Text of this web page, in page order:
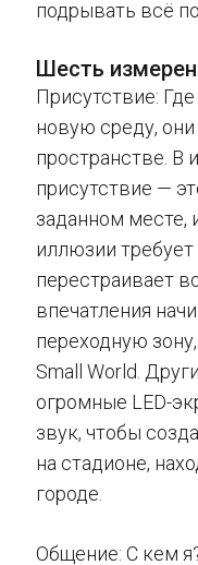
подрывать всё
Шесть
Присутствие:
новую среду,
пространстве. В
присутствие —
заданном месте,
иллюзии
перестраивает
впечатления
переходную
Small World.
огромные LED-
звук, чтобы
на стадионе,
городе.
Общение: С кем